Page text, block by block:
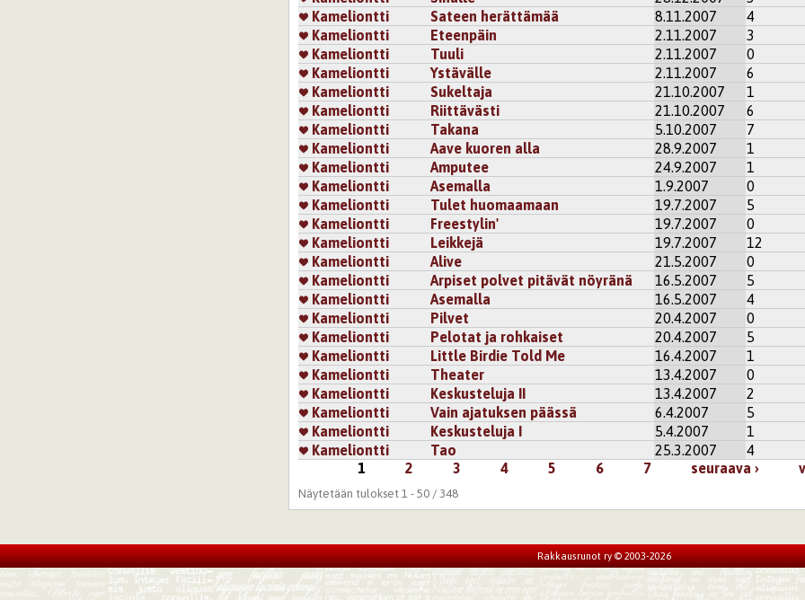
Kameliontti
Sateen herättämää 8.11.2007 4
Kameliontti
Eteenpäin 2.11.2007 3
Kameliontti
Tuuli 2.11.2007 0
Kameliontti
Ystävälle 2.11.2007 6
Kameliontti
Sukeltaja 21.10.2007 1
Kameliontti
Riittävästi 21.10.2007 6
Kameliontti
Takana 5.10.2007 7
Kameliontti
Aave kuoren alla 28.9.2007 1
Kameliontti
Amputee 24.9.2007 1
Kameliontti
Asemalla 1.9.2007 0
Kameliontti
Tulet huomaamaan 19.7.2007 5
Kameliontti
Freestylin' 19.7.2007 0
Kameliontti
Leikkejä 19.7.2007 12
Kameliontti
Alive 21.5.2007 0
Kameliontti
Arpiset polvet pitävät nöyränä 16.5.2007 5
Kameliontti
Asemalla 16.5.2007 4
Kameliontti
Pilvet 20.4.2007 0
Kameliontti
Pelotat ja rohkaiset 20.4.2007 5
Kameliontti
Little Birdie Told Me 16.4.2007 1
Kameliontti
Theater 13.4.2007 0
Kameliontti
Keskusteluja II 13.4.2007 2
Kameliontti
Vain ajatuksen päässä 6.4.2007 5
Kameliontti
Keskusteluja I 5.4.2007 1
Kameliontti
Tao 25.3.2007 4
1 2 3 4 5 6 7 seuraava ›
Näytetään tulokset 1 - 50 / 348
Rakkausrunot ry © 2003-2026